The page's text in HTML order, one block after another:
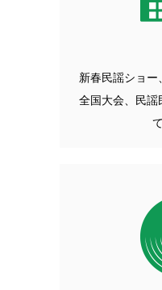
新春民謡ショー
全国大会、民謡